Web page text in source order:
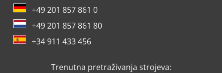
+49 201 857 861 0
+49 201 857 861 80
+34 911 433 456
Trenutna pretraživanja strojeva: